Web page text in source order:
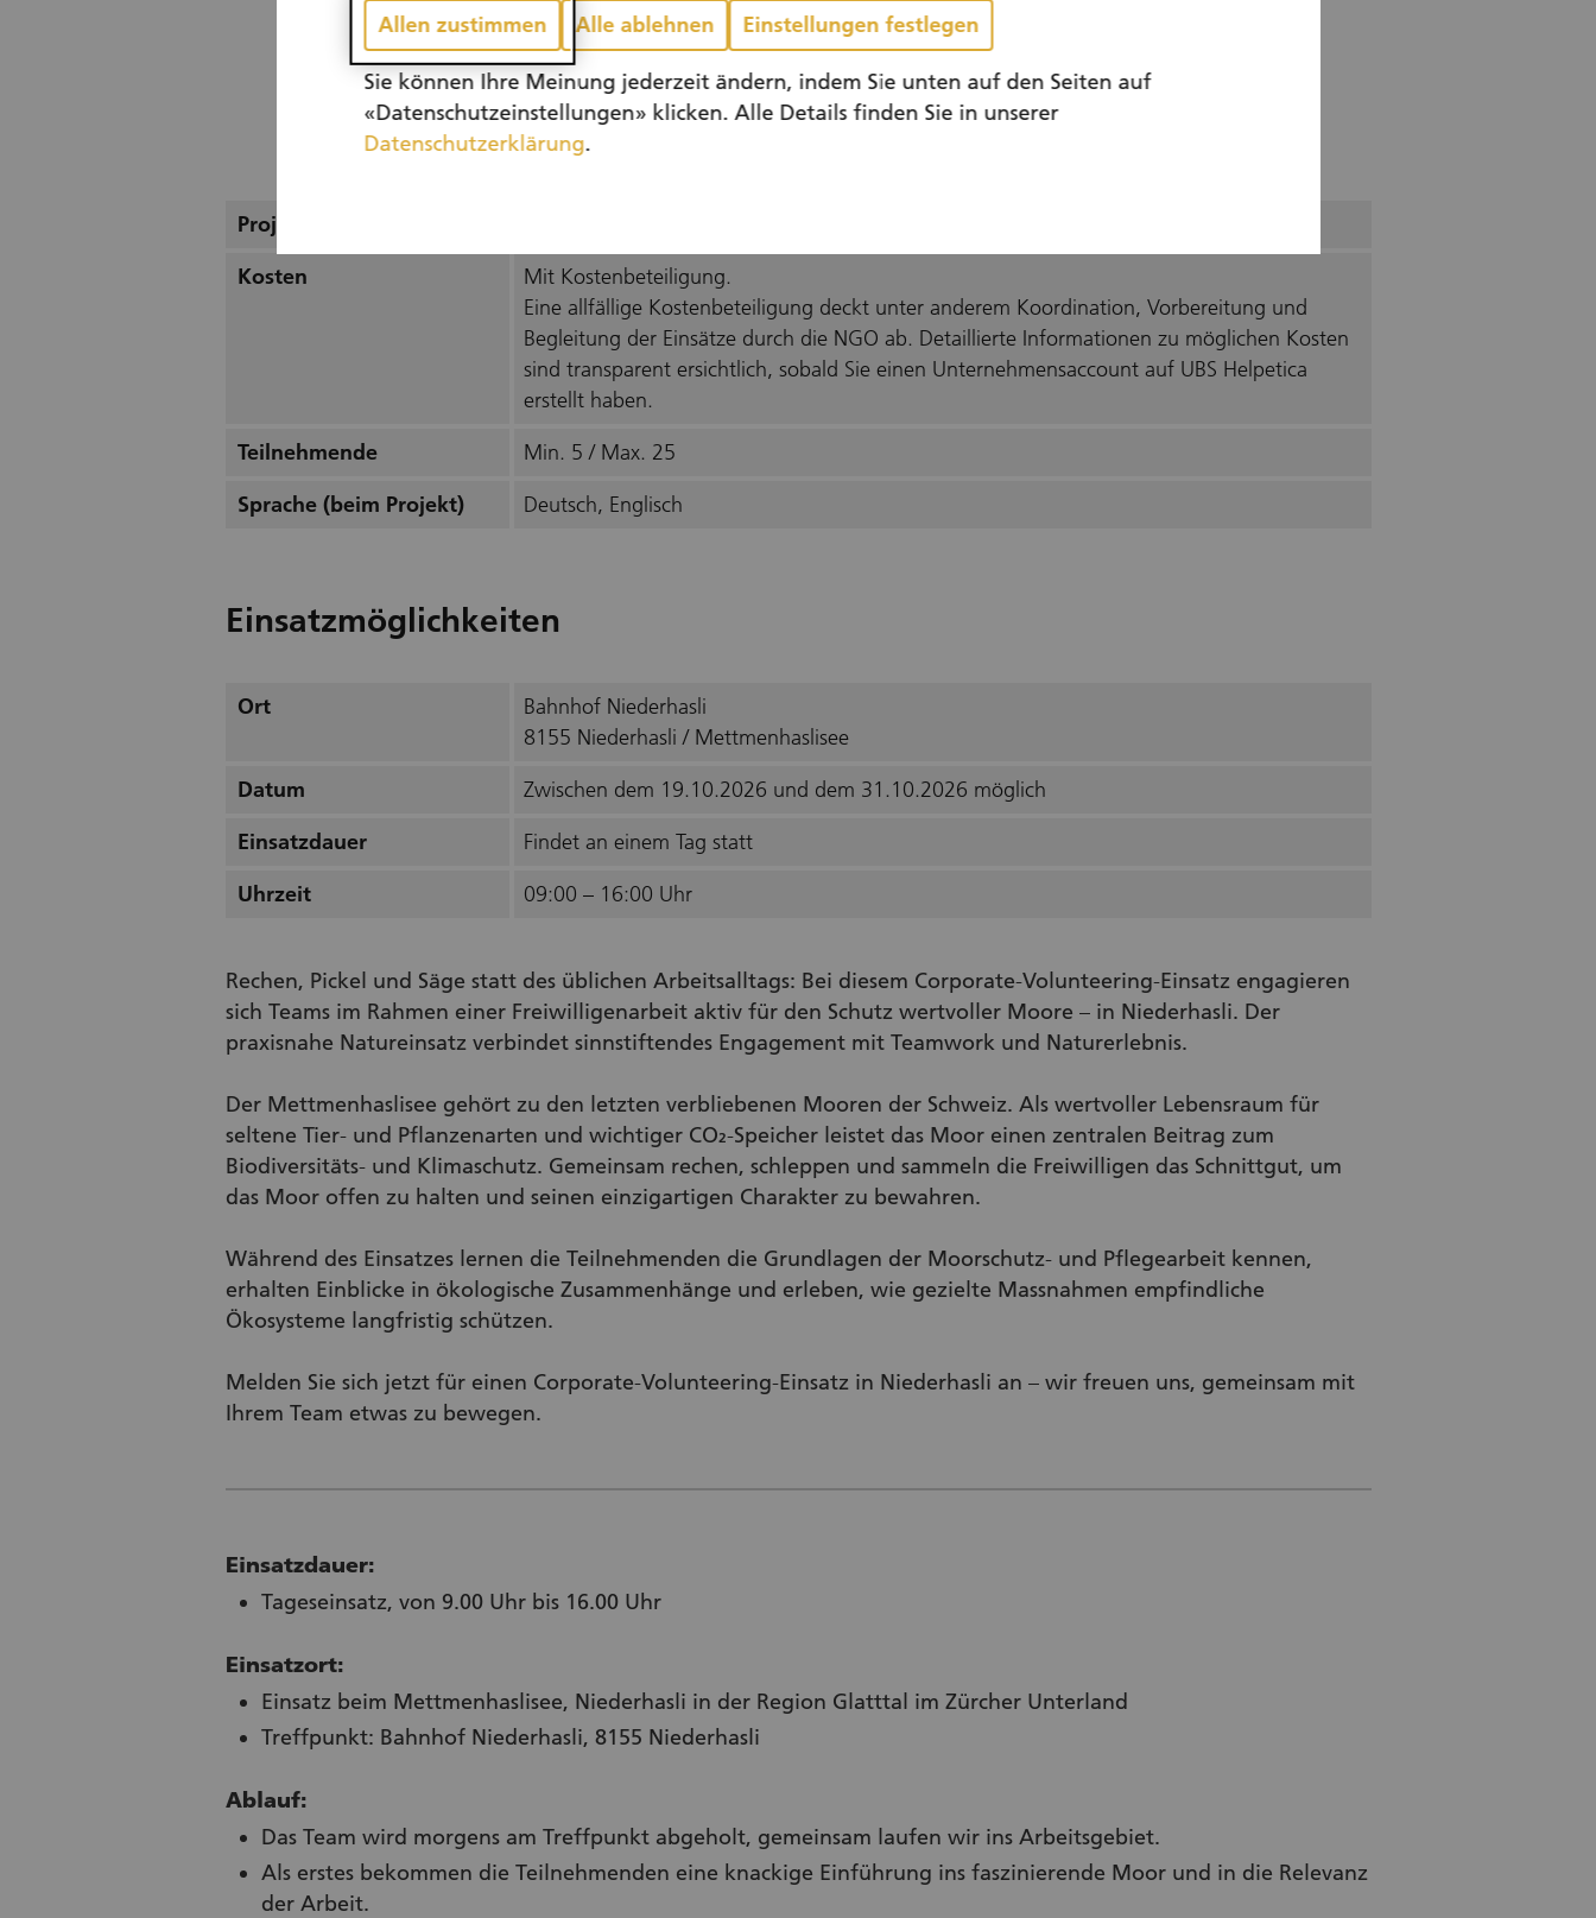
Projekt
Kosten
Mit Kostenbeteiligung.
Eine allfällige Kostenbeteiligung deckt unter anderem Koordination, Vorbereitung und
Begleitung der Einsätze durch die NGO ab. Detaillierte Informationen zu möglichen Kosten
sind transparent ersichtlich, sobald Sie einen Unternehmensaccount auf UBS Helpetica
erstellt haben.
Teilnehmende
Min. 5 / Max. 25
Sprache (beim Projekt)
Deutsch, Englisch
Einsatzmöglichkeiten
Ort
Bahnhof Niederhasli
8155 Niederhasli / Mettmenhaslisee
Datum
Zwischen dem 19.10.2026 und dem 31.10.2026 möglich
Einsatzdauer
Findet an einem Tag statt
Uhrzeit
09:00 – 16:00 Uhr
Rechen, Pickel und Säge statt des üblichen Arbeitsalltags: Bei diesem Corporate‑Volunteering‑Einsatz engagieren
sich Teams im Rahmen einer Freiwilligenarbeit aktiv für den Schutz wertvoller Moore – in Niederhasli. Der
praxisnahe Natureinsatz verbindet sinnstiftendes Engagement mit Teamwork und Naturerlebnis.
Der Mettmenhaslisee gehört zu den letzten verbliebenen Mooren der Schweiz. Als wertvoller Lebensraum für
seltene Tier‑ und Pflanzenarten und wichtiger CO₂‑Speicher leistet das Moor einen zentralen Beitrag zum
Biodiversitäts‑ und Klimaschutz. Gemeinsam rechen, schleppen und sammeln die Freiwilligen das Schnittgut, um
das Moor offen zu halten und seinen einzigartigen Charakter zu bewahren.
Während des Einsatzes lernen die Teilnehmenden die Grundlagen der Moorschutz‑ und Pflegearbeit kennen,
erhalten Einblicke in ökologische Zusammenhänge und erleben, wie gezielte Massnahmen empfindliche
Ökosysteme langfristig schützen.
Melden Sie sich jetzt für einen Corporate‑Volunteering‑Einsatz in Niederhasli an – wir freuen uns, gemeinsam mit
Ihrem Team etwas zu bewegen.
Einsatzdauer:
Tageseinsatz, von 9.00 Uhr bis 16.00 Uhr
Einsatzort:
Einsatz beim Mettmenhaslisee, Niederhasli in der Region Glatttal im Zürcher Unterland
Treffpunkt: Bahnhof Niederhasli, 8155 Niederhasli
Ablauf:
Das Team wird morgens am Treffpunkt abgeholt, gemeinsam laufen wir ins Arbeitsgebiet.
Als erstes bekommen die Teilnehmenden eine knackige Einführung ins faszinierende Moor und in die Relevanz
der Arbeit.
Allen zustimmen Alle ablehnen Einstellungen festlegen
Sie können Ihre Meinung jederzeit ändern, indem Sie unten auf den Seiten auf
«Datenschutzeinstellungen» klicken. Alle Details finden Sie in unserer
Datenschutzerklärung.